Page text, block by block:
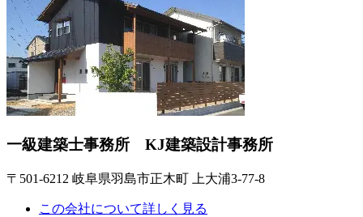
一級建築士事務所 KJ建築設計事務所
〒501-6212 岐阜県羽島市正木町 上大浦3-77-8
この会社について詳しく見る